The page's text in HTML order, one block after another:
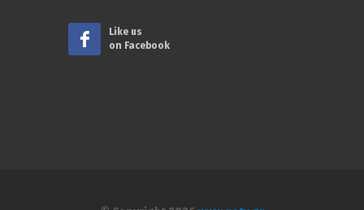
Like us
on Facebook